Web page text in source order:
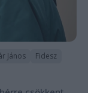
János
Fidesz